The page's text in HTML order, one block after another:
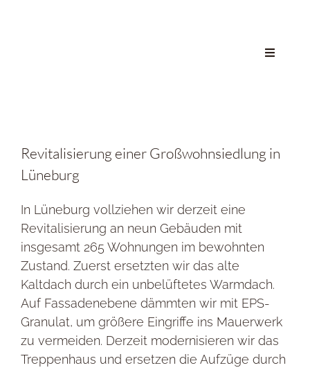
Toggle
Revitalisierung einer Großwohnsiedlung in
Lüneburg
In Lüneburg vollziehen wir derzeit eine
Revitalisierung an neun Gebäuden mit
insgesamt 265 Wohnungen im bewohnten
Zustand. Zuerst ersetzten wir das alte
Kaltdach durch ein unbelüftetes Warmdach.
Auf Fassadenebene dämmten wir mit EPS-
Granulat, um größere Eingriffe ins Mauerwerk
zu vermeiden. Derzeit modernisieren wir das
Treppenhaus und ersetzen die Aufzüge durch